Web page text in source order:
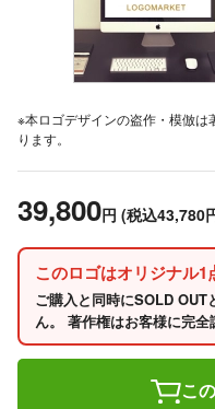
※本ロゴデザインの盗作・模倣
ります。
39,800円 (税込43,780
このロゴはオリジナル1
ご購入と同時にSOLD OUT
ん。 著作権はお客様に完全
こ